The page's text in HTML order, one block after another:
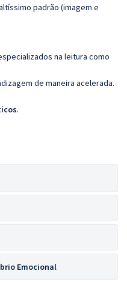
padrão (imagem e
na leitura como
de maneira acelerada.
.
Emocional